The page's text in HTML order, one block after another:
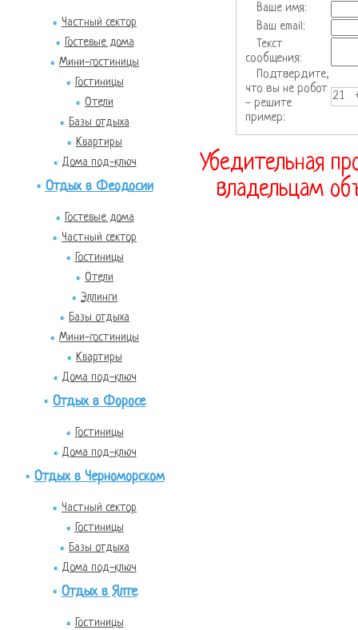
Частный сектор
Гостевые дома
Мини-гостиницы
Гостиницы
Отели
Базы отдыха
Квартиры
Дома под-ключ
Отдых в Феодосии
Гостевые дома
Частный сектор
Гостиницы
Отели
Эллинги
Базы отдыха
Мини-гостиницы
Квартиры
Дома под-ключ
Отдых в Форосе
Гостиницы
Дома под-ключ
Отдых в Черноморском
Частный сектор
Гостиницы
Базы отдыха
Дома под-ключ
Отдых в Ялте
Гостиницы
Ваше имя:
Ваш email:
Текст
сообщения:
Подтвердите,
что вы не робот
- решите
пример:
21
Убедительная
владельцам